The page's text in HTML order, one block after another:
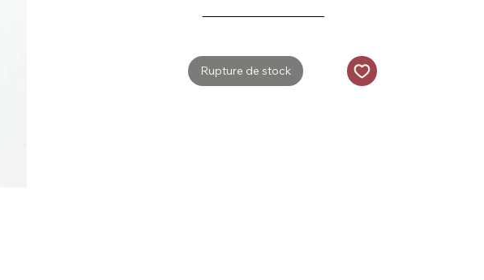
‾‾‾‾‾‾‾‾‾‾‾‾‾‾‾‾‾‾‾‾‾‾‾‾‾‾‾‾‾‾
Rupture de stock